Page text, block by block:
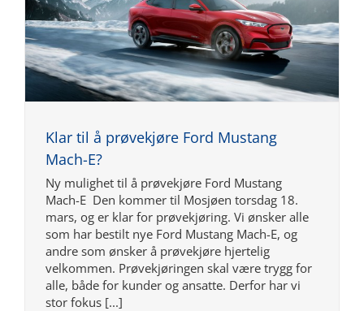
Klar til å prøvekjøre Ford Mustang
Mach-E?
Ny mulighet til å prøvekjøre Ford Mustang
Mach-E Den kommer til Mosjøen torsdag 18.
mars, og er klar for prøvekjøring. Vi ønsker alle
som har bestilt nye Ford Mustang Mach-E, og
andre som ønsker å prøvekjøre hjertelig
velkommen. Prøvekjøringen skal være trygg for
alle, både for kunder og ansatte. Derfor har vi
stor fokus [...]